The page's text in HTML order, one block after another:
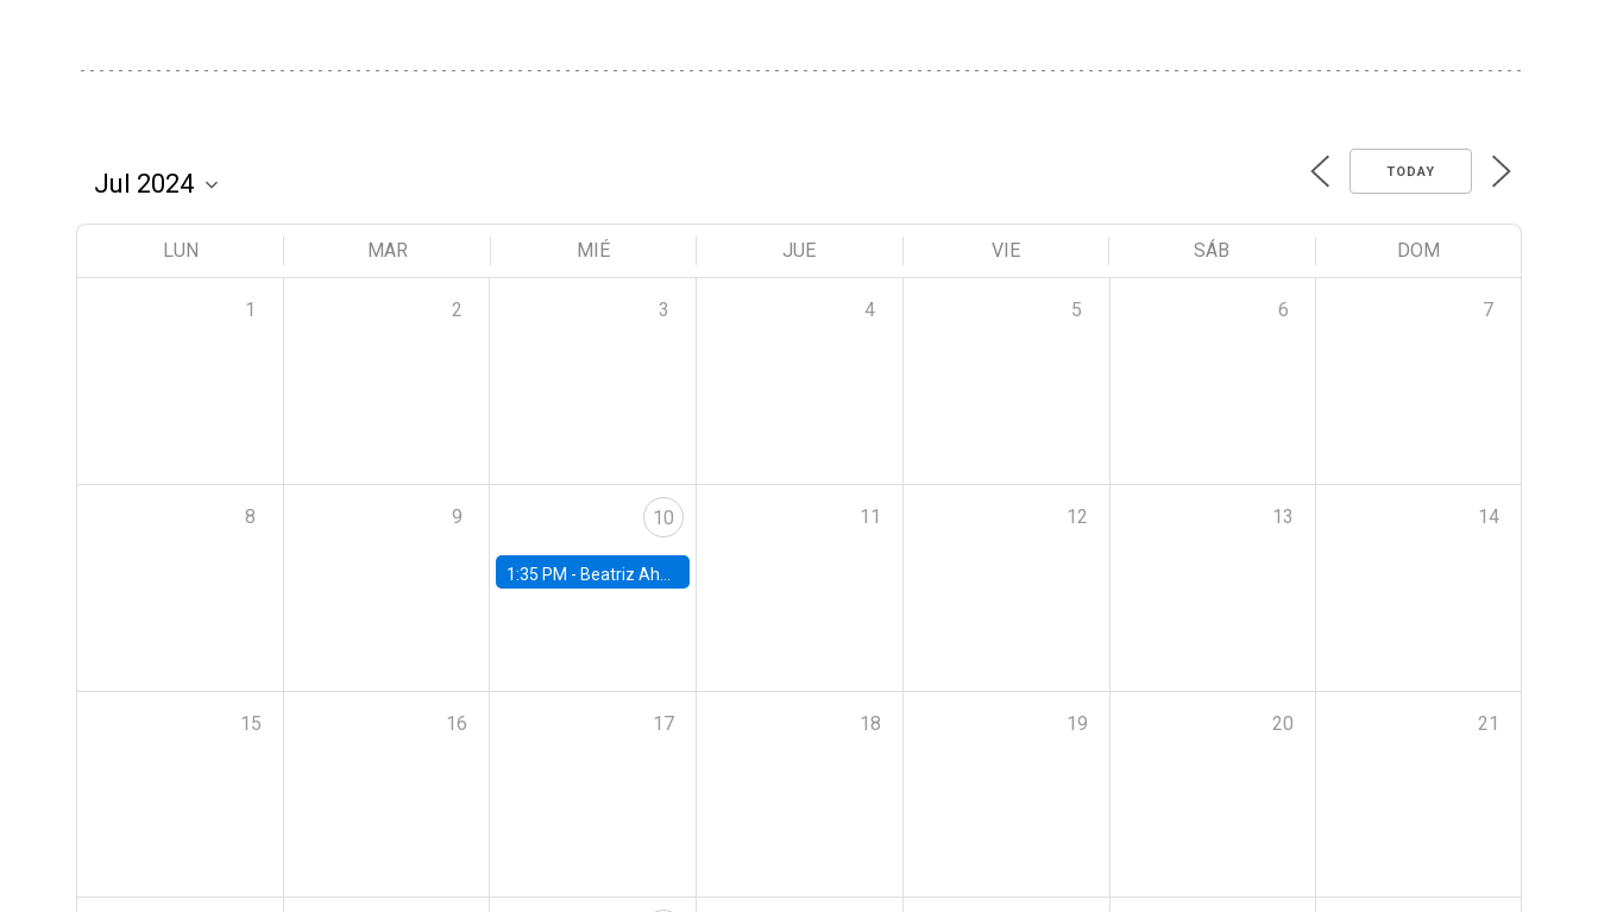
TODAY
LUN MAR MIÉ JUE VIE SÁB DOM
1 2 3 4 5 6 7
8 9 10
1:35 PM - Beatriz Ahumada, PhD candidate, Universidad de Pittsburgh
11 12 13 14
15 16 17 18 19 20 21